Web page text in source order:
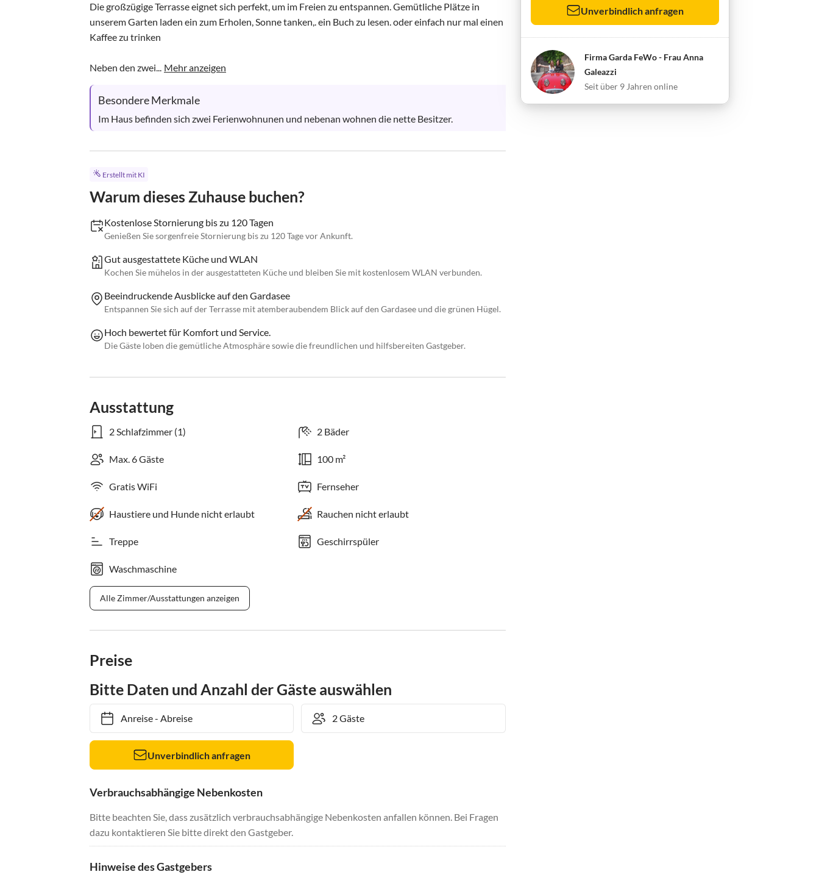
Die großzügige Terrasse eignet sich perfekt, um im Freien zu entspannen. Gemütliche Plätze in
unserem Garten laden ein zum Erholen, Sonne tanken,. ein Buch zu lesen. oder einfach nur mal einen
Kaffee zu trinken
Neben den zwei... Mehr anzeigen
Besondere Merkmale
Im Haus befinden sich zwei Ferienwohnunen und nebenan wohnen die nette Besitzer.
Erstellt mit KI
Warum dieses Zuhause buchen?
Kostenlose Stornierung bis zu 120 Tagen
Genießen Sie sorgenfreie Stornierung bis zu 120 Tage vor Ankunft.
Gut ausgestattete Küche und WLAN
Kochen Sie mühelos in der ausgestatteten Küche und bleiben Sie mit kostenlosem WLAN verbunden.
Beeindruckende Ausblicke auf den Gardasee
Entspannen Sie sich auf der Terrasse mit atemberaubendem Blick auf den Gardasee und die grünen Hügel.
Hoch bewertet für Komfort und Service.
Die Gäste loben die gemütliche Atmosphäre sowie die freundlichen und hilfsbereiten Gastgeber.
Ausstattung
2 Schlafzimmer (1) 2 Bäder
Max. 6 Gäste 100 m²
Gratis WiFi Fernseher
Haustiere und Hunde nicht erlaubt Rauchen nicht erlaubt
Treppe Geschirrspüler
Waschmaschine
Alle Zimmer/Ausstattungen anzeigen
Preise
Bitte Daten und Anzahl der Gäste auswählen
Anreise- Abreise
Unverbindlich anfragen
Verbrauchsabhängige Nebenkosten
Bitte beachten Sie, dass zusätzlich verbrauchsabhängige Nebenkosten anfallen können. Bei Fragen
dazu kontaktieren Sie bitte direkt den Gastgeber.
Hinweise des Gastgebers
Unverbindlich anfragen
Firma Garda FeWo - Frau Anna
Galeazzi
Seit über 9 Jahren online